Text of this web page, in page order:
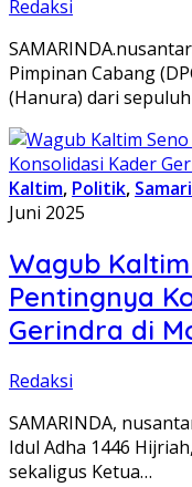
Redaksi
Pimpinan Cabang
(Hanura) dari
Kaltim, Politik,
Juni 2025
Wagub
Pentingnya
Gerindra di
Redaksi
SAMARINDA,
Idul Adha 1446
sekaligus Ketua…